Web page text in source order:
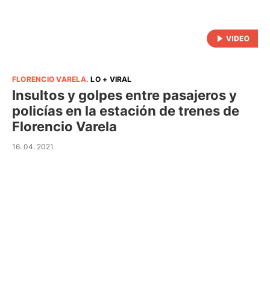
FLORENCIO VARELA.LO + VIRAL
Insultos y golpes entre pasajeros y
policías en la estación de trenes de
Florencio Varela
16. 04. 2021